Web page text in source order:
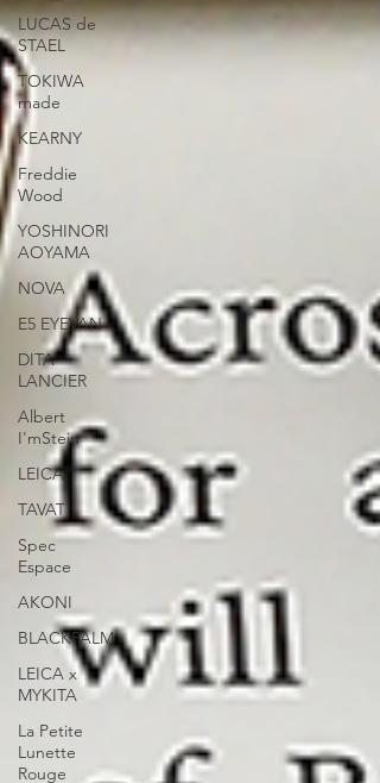
LUCAS de
STAEL
TOKIWA
made
KEARNY
Freddie
Wood
YOSHINORI
AOYAMA
NOVA
E5 EYEVAN
DITA
LANCIER
Albert
I'mStein
LEICA
TAVAT
Spec
Espace
AKONI
BLACKPALM
LEICA x
MYKITA
La Petite
Lunette
Rouge